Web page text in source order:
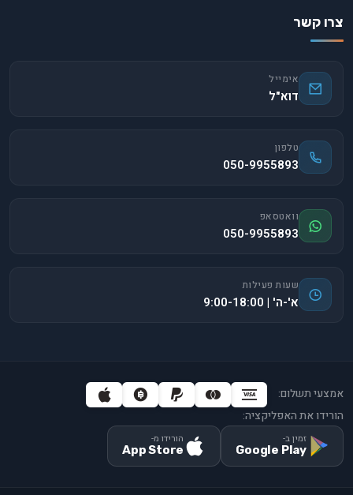
צרו קשר
אימייל
דוא"ל
טלפון
050-9955893
וואטסאפ
050-9955893
שעות פעילות
א'-ה' | 9:00-18:00
אמצעי תשלום:
הורידו את האפליקציה:
זמין ב-
Google Play
הורידו מ-
App Store